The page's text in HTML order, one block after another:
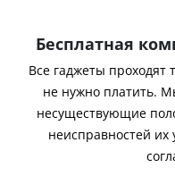
Бесплатная
Все гаджеты проходят
не нужно платить.
несуществующие
неисправностей их